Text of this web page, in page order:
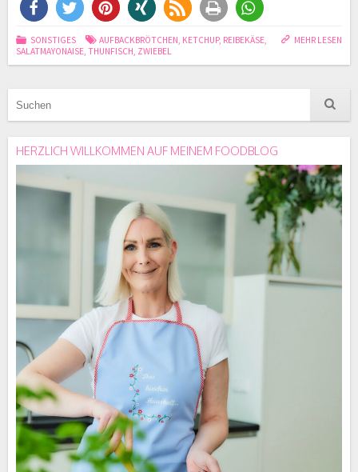
MEHR LESEN
SONSTIGES AUFBACKBRÖTCHEN, KETCHUP, REIBEKÄSE,
SALATMAYONAISE, THUNFISCH, ZWIEBEL
HERZLICH WILLKOMMEN AUF MEINEM FOODBLOG